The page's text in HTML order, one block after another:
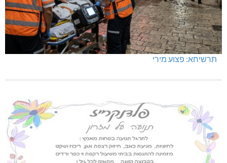
תרשיחא: פצוע מירי